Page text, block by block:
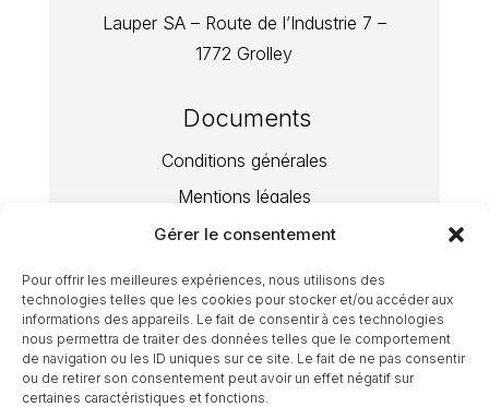
Gérer le consentement
Pour offrir les meilleures expériences, nous utilisons des
technologies telles que les cookies pour stocker et/ou accéder aux
informations des appareils. Le fait de consentir à ces technologies
nous permettra de traiter des données telles que le comportement
de navigation ou les ID uniques sur ce site. Le fait de ne pas consentir
ou de retirer son consentement peut avoir un effet négatif sur
certaines caractéristiques et fonctions.
Lauper SA – Route de l’Industrie 7 –
1772 Grolley
Documents
Conditions générales
Mentions légales
Politique de confidentialité
Email
info@laupersa.ch